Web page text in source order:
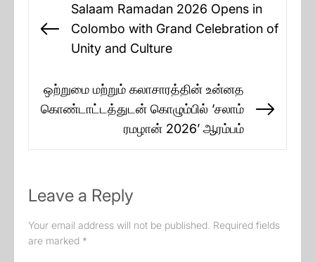
navigation
Previous
Salaam Ramadan 2026 Opens in
Colombo with Grand Celebration of
Unity and Culture
ஒற்றுமை மற்றும் கலாசாரத்தின் உன்னத
கொண்டாட்டத்துடன் கொழும்பில் ‘சலாம்
ரமழான் 2026’ ஆரம்பம்
Leave a Reply
Your email address will not be published. Required fields
are marked *